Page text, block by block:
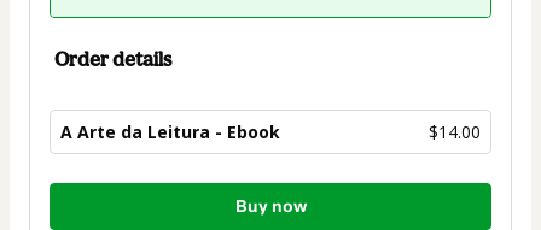
Order details
A Arte da Leitura - Ebook $14.00
Total
Buy now